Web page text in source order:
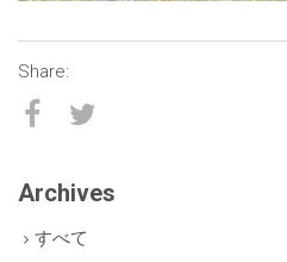
Archives
すべて